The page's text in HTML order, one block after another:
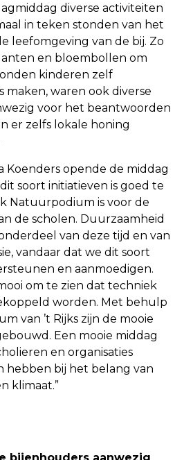
diverse activiteiten
in teken stonden van het
leefomgeving van de bij. Zo
en bloembollen om
kinderen zelf
maken, waren ook diverse
voor het beantwoorden
er zelfs lokale honing
Koenders opende de middag
soort initiatieven is goed te
Natuurpodium is voor de
de scholen. Duurzaamheid
van deze tijd en van
vandaar dat we dit soort
en aanmoedigen.
om te zien dat techniek
worden. Met behulp
van ’t Rijks zijn de mooie
Een mooie middag
en organisaties
hebben bij het belang van
klimaat.”